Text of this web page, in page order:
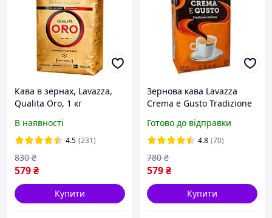
Кава в зернах, Lavazza,
Qualita Oro, 1 кг
В наявності
4.5 (231)
579₴
830 ₴
Купити
Зернова кава Lavazza
Crema e Gusto Tradizione
Готово до відправки
4.8 (70)
579₴
780 ₴
Купити